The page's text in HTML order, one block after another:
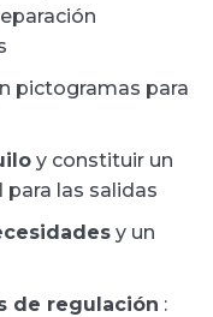
pictogramas para
y constituir un
las salidas
y un
de regulación :